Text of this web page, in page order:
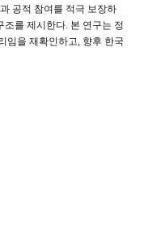
공적 참여를 적극 보장하
를 제시한다. 본 연구는 정
임을 재확인하고, 향후 한국